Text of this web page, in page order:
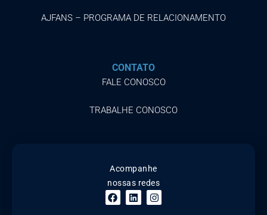
AJFANS – PROGRAMA DE RELACIONAMENTO
CONTATO
FALE CONOSCO
TRABALHE CONOSCO
Acompanhe
nossas redes